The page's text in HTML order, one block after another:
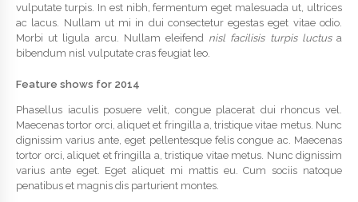
vulputate turpis. In est nibh, fermentum eget malesuada ut, ultrices
ac lacus. Nullam ut mi in dui consectetur egestas eget vitae odio.
Morbi ut ligula arcu. Nullam eleifend nisl facilisis turpis luctusa
bibendum nisl vulputate cras feugiat leo.
Feature shows for 2014
Phasellus iaculis posuere velit, congue placerat dui rhoncus vel.
Maecenas tortor orci, aliquet et fringilla a, tristique vitae metus. Nunc
dignissim varius ante, eget pellentesque felis congue ac. Maecenas
tortor orci, aliquet et fringilla a, tristique vitae metus. Nunc dignissim
varius ante eget. Eget aliquet mi mattis eu. Cum sociis natoque
penatibus et magnis dis parturient montes.